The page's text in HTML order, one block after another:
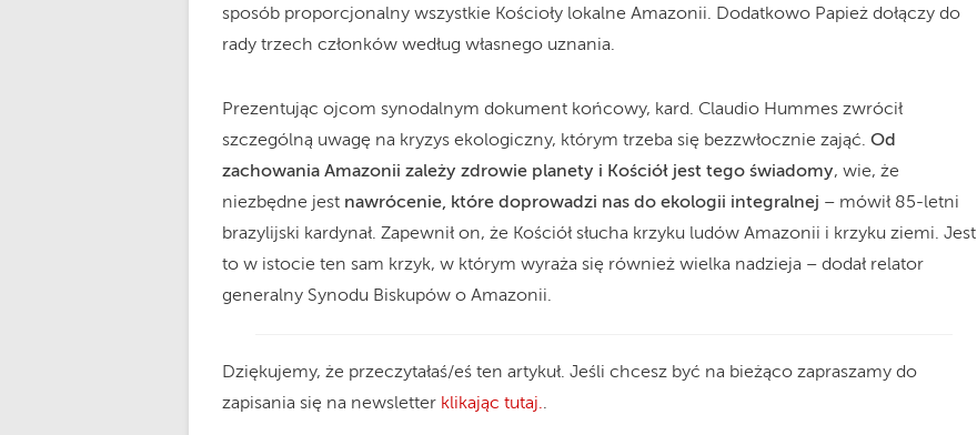
sposób proporcjonalny wszystkie Kościoły lokalne Amazonii. Dodatkowo Papież dołączy do
rady trzech członków według własnego uznania.
Prezentując ojcom synodalnym dokument końcowy, kard. Claudio Hummes zwrócił
szczególną uwagę na kryzys ekologiczny, którym trzeba się bezzwłocznie zająć. Od
zachowania Amazonii zależy zdrowie planety i Kościół jest tego świadomy, wie, że
niezbędne jest nawrócenie, które doprowadzi nas do ekologii integralnej – mówił 85-letni
brazylijski kardynał. Zapewnił on, że Kościół słucha krzyku ludów Amazonii i krzyku ziemi. Jest
to w istocie ten sam krzyk, w którym wyraża się również wielka nadzieja – dodał relator
generalny Synodu Biskupów o Amazonii.
Dziękujemy, że przeczytałaś/eś ten artykuł. Jeśli chcesz być na bieżąco zapraszamy do
zapisania się na newsletter klikając tutaj..